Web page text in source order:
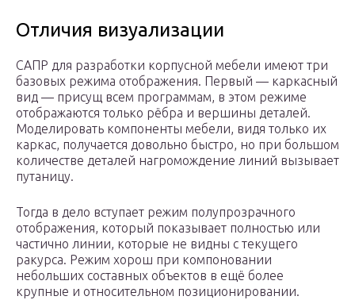
Отличия визуализации
САПР для разработки корпусной мебели имеют три
базовых режима отображения. Первый — каркасный
вид — присущ всем программам, в этом режиме
отображаются только рёбра и вершины деталей.
Моделировать компоненты мебели, видя только их
каркас, получается довольно быстро, но при большом
количестве деталей нагромождение линий вызывает
путаницу.
Тогда в дело вступает режим полупрозрачного
отображения, который показывает полностью или
частично линии, которые не видны с текущего
ракурса. Режим хорош при компоновании
небольших составных объектов в ещё более
крупные и относительном позиционировании.